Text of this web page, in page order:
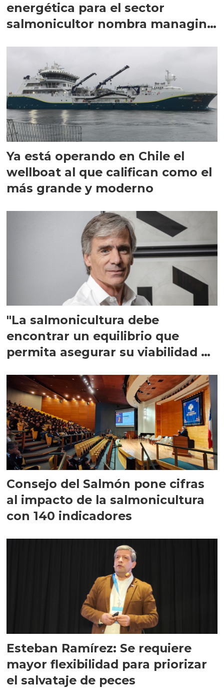
energética para el sector
salmonicultor nombra managing
Ya está operando en Chile el
wellboat al que califican como el
más grande y moderno
"La salmonicultura debe
encontrar un equilibrio que
permita asegurar su viabilidad de
Consejo del Salmón pone cifras
al impacto de la salmonicultura
con 140 indicadores
Esteban Ramírez: Se requiere
mayor flexibilidad para priorizar
el salvataje de peces